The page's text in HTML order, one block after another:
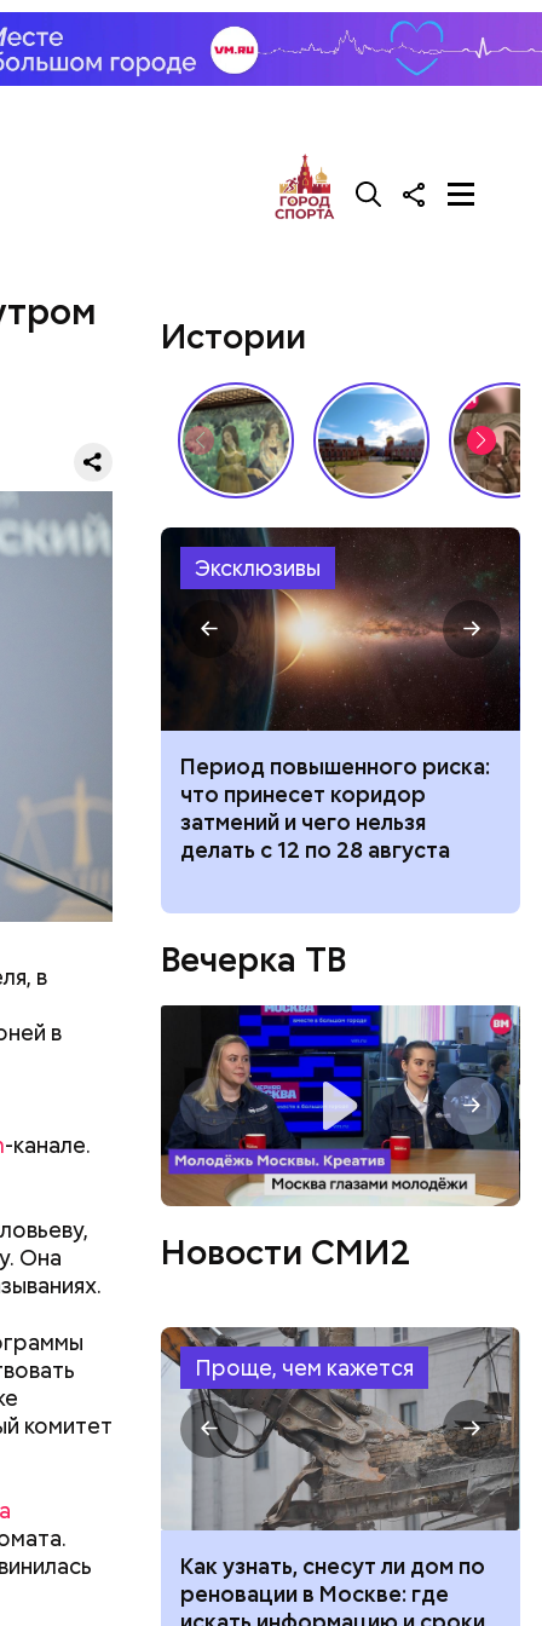
в
в
-канале.
Она
комитет
работу
Истории
Эксклюзивы
из
вода с
помочь
Период повышенного риска:
что принесет коридор
затмений и чего нельзя
делать с 12 по 28 августа
Вечерка ТВ
Новости СМИ2
Проще, чем кажется
тысяч
при
Как узнать, снесут ли дом по
реновации в Москве: где